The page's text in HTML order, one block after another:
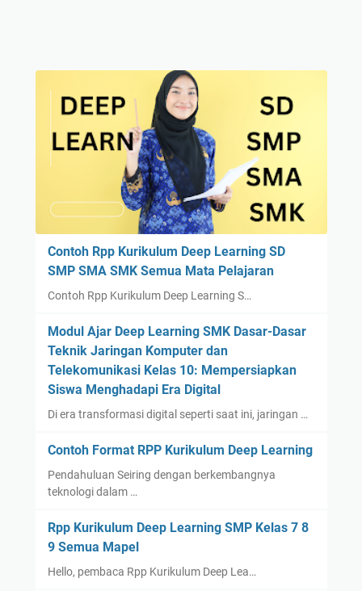
Contoh Rpp Kurikulum Deep Learning SD
SMP SMA SMK Semua Mata Pelajaran
Contoh Rpp Kurikulum Deep Learning S…
Modul Ajar Deep Learning SMK Dasar-Dasar
Teknik Jaringan Komputer dan
Telekomunikasi Kelas 10: Mempersiapkan
Siswa Menghadapi Era Digital
Di era transformasi digital seperti saat ini, jaringan …
Contoh Format RPP Kurikulum Deep Learning
Pendahuluan Seiring dengan berkembangnya
teknologi dalam …
Rpp Kurikulum Deep Learning SMP Kelas 7 8
9 Semua Mapel
Hello, pembaca Rpp Kurikulum Deep Lea…